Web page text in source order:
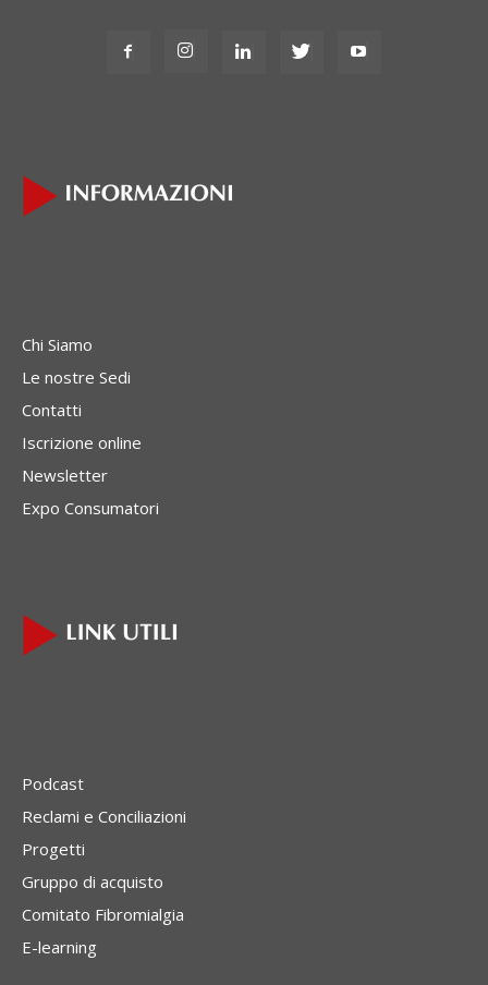
Chi Siamo
Le nostre Sedi
Contatti
Iscrizione online
Newsletter
Expo Consumatori
Podcast
Reclami e Conciliazioni
Progetti
Gruppo di acquisto
Comitato Fibromialgia
E-learning